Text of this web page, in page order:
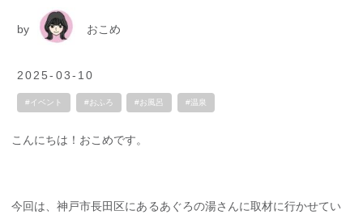
by おこめ
2025-03-10
#イベント #おふろ #お風呂 #温泉
こんにちは！おこめです。
今回は、神戸市長田区にあるあぐろの湯さんに取材に行かせてい